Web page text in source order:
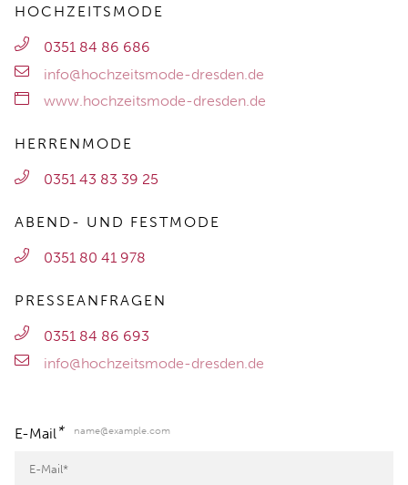
HOCHZEITSMODE
0351 84 86 686
info@hochzeitsmode-dresden.de
www.hochzeitsmode-dresden.de
HERRENMODE
0351 43 83 39 25
ABEND- UND FESTMODE
0351 80 41 978
PRESSEANFRAGEN
0351 84 86 693
info@hochzeitsmode-dresden.de
E-Mail* name@example.com